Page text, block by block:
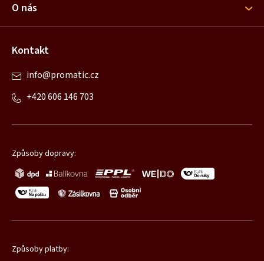
O nás
Kontakt
info@promatic.cz
+420 606 146 703
Způsoby dopravy:
Způsoby platby: